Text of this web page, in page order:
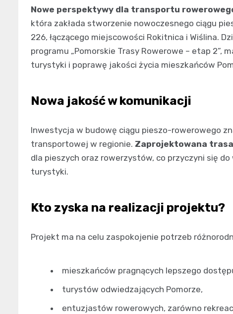
Nowe perspektywy dla transportu
która zakłada stworzenie nowoczesnego ciągu
226, łączącego miejscowości Rokitnica i Wiślina.
programu „Pomorskie Trasy Rowerowe – etap 2”,
turystyki i poprawę jakości życia mieszkańców
Nowa jakość w komunikacji
Inwestycja w budowę ciągu pieszo-rowerowego
transportowej w regionie. Zaprojektowana trasa
dla pieszych oraz rowerzystów, co przyczyni się
turystyki.
Kto zyska na realizacji projektu?
Projekt ma na celu zaspokojenie potrzeb
mieszkańców pragnących lepszego
turystów odwiedzających Pomorze,
entuzjastów rowerowych, zarówno